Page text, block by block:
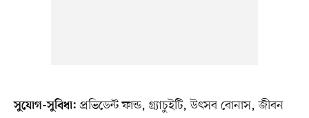
সুযোগ-সুবিধা: প্রভিডেন্ট ফান্ড, গ্র্যাচুইটি, উৎসব বোনাস, জীবন